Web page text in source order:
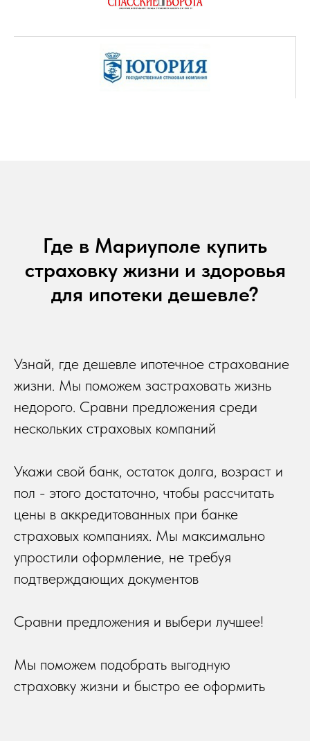
Где в Мариуполе купить
страховку жизни и здоровья
для ипотеки дешевле?
Узнай, где дешевле ипотечное страхование
жизни. Мы поможем застраховать жизнь
недорого. Сравни предложения среди
нескольких страховых компаний
Укажи свой банк, остаток долга, возраст и
пол - этого достаточно, чтобы рассчитать
цены в аккредитованных при банке
страховых компаниях. Мы максимально
упростили оформление, не требуя
подтверждающих документов
Сравни предложения и выбери лучшее!
Мы поможем подобрать выгодную
страховку жизни и быстро ее оформить